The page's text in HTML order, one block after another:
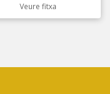
Veure fitxa